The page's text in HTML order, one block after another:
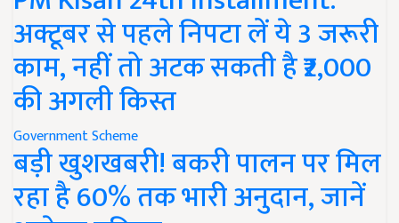
अक्टूबर से पहले निपटा लें ये 3 जरूरी
काम, नहीं तो अटक सकती है ₹2,000
की अगली किस्त
Government Scheme
बड़ी खुशखबरी! बकरी पालन पर मिल
रहा है 60% तक भारी अनुदान, जानें